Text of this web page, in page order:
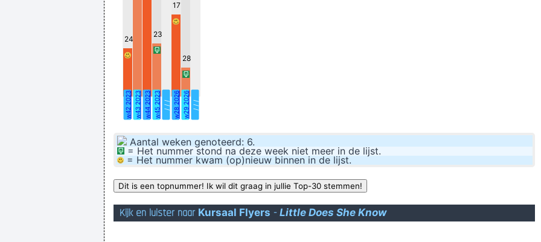
durex
De tientallen likes geven me blijdschap, iedere keer. Maar het uitblijven van
I really need to stop watching anything to do with flat
24
w42 2023w43 2023w44 2023
23
w45 2023 / / /
17
w28 2026
28
w29 2026 / / /
Aantal weken genoteerd: 6.
= Het nummer stond na deze week niet meer in de lijst.
= Het nummer kwam (op)nieuw binnen in de lijst.
Kijk en luister naar Kursaal Flyers - Little Does She Know